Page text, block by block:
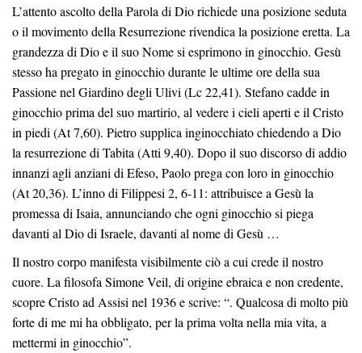
L’attento ascolto della Parola di Dio richiede una posizione seduta
o il movimento della Resurrezione rivendica la posizione eretta. La
grandezza di Dio e il suo Nome si esprimono in ginocchio. Gesù
stesso ha pregato in ginocchio durante le ultime ore della sua
Passione nel Giardino degli Ulivi (Lc 22,41). Stefano cadde in
ginocchio prima del suo martirio, al vedere i cieli aperti e il Cristo
in piedi (At 7,60). Pietro supplica inginocchiato chiedendo a Dio
la resurrezione di Tabita (Atti 9,40). Dopo il suo discorso di addio
innanzi agli anziani di Efeso, Paolo prega con loro in ginocchio
(At 20,36). L’inno di Filippesi 2, 6-11: attribuisce a Gesù la
promessa di Isaia, annunciando che ogni ginocchio si piega
davanti al Dio di Israele, davanti al nome di Gesù …
Il nostro corpo manifesta visibilmente ciò a cui crede il nostro
cuore. La filosofa Simone Veil, di origine ebraica e non credente,
scopre Cristo ad Assisi nel 1936 e scrive: “. Qualcosa di molto più
forte di me mi ha obbligato, per la prima volta nella mia vita, a
mettermi in ginocchio”.